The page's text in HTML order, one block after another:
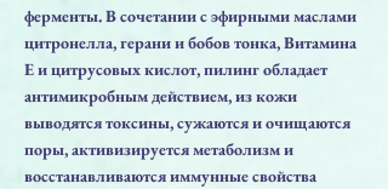
ферменты. В сочетании с эфирными маслами
цитронелла, герани и бобов тонка, Витамина
Е и цитрусовых кислот, пилинг обладает
антимикробным действием, из кожи
выводятся токсины, сужаются и очищаются
поры, активизируется метаболизм и
восстанавливаются иммунные свойства